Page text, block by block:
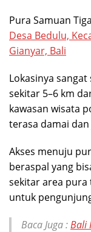
Pura Samuan
Desa Bedulu,
Gianyar, Bali
Lokasinya
sekitar 5–6 km
kawasan wisata
terasa damai
Akses menuju
beraspal yang
sekitar area
untuk
Baca Juga :Bali